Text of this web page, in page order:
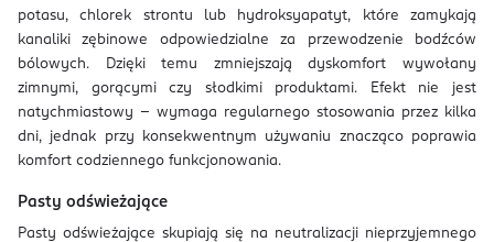
potasu, chlorek strontu lub hydroksyapatyt, które zamykają
kanaliki zębinowe odpowiedzialne za przewodzenie bodźców
bólowych. Dzięki temu zmniejszają dyskomfort wywołany
zimnymi, gorącymi czy słodkimi produktami. Efekt nie jest
natychmiastowy – wymaga regularnego stosowania przez kilka
dni, jednak przy konsekwentnym używaniu znacząco poprawia
komfort codziennego funkcjonowania.
Pasty odświeżające
Pasty odświeżające skupiają się na neutralizacji nieprzyjemnego